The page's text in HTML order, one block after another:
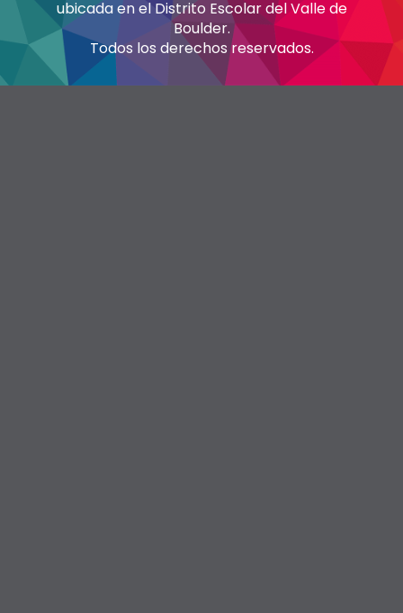
ubicada en el Distrito Escolar del Valle de
Boulder.
Todos los derechos reservados.